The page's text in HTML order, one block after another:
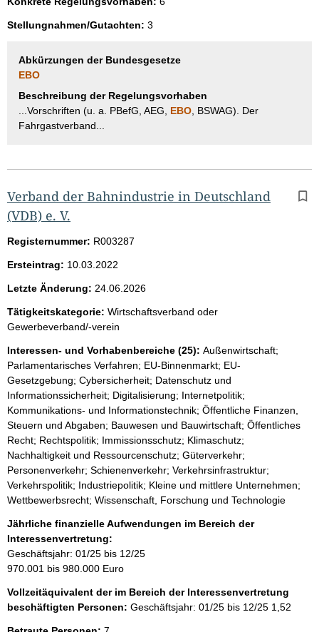
Stellungnahmen/Gutachten: 3
Abkürzungen der Bundesgesetze
EBO
Beschreibung der Regelungsvorhaben
...Vorschriften (u. a. PBefG, AEG, EBO , BSWAG). Der
Fahrgastverband...
Verband der Bahnindustrie in Deutschland
(VDB) e. V.
Registernummer: R003287
Ersteintrag: 10.03.2022
Letzte Änderung: 24.06.2026
Tätigkeitskategorie: Wirtschaftsverband oder
Gewerbeverband/-verein
Interessen- und Vorhabenbereiche (25): Außenwirtschaft;
Parlamentarisches Verfahren; EU-Binnenmarkt; EU-
Gesetzgebung; Cybersicherheit; Datenschutz und
Informationssicherheit; Digitalisierung; Internetpolitik;
Kommunikations- und Informationstechnik; Öffentliche Finanzen,
Steuern und Abgaben; Bauwesen und Bauwirtschaft; Öffentliches
Recht; Rechtspolitik; Immissionsschutz; Klimaschutz;
Nachhaltigkeit und Ressourcenschutz; Güterverkehr;
Personenverkehr; Schienenverkehr; Verkehrsinfrastruktur;
Verkehrspolitik; Industriepolitik; Kleine und mittlere Unternehmen;
Wettbewerbsrecht; Wissenschaft, Forschung und Technologie
Jährliche finanzielle Aufwendungen im Bereich der
Interessenvertretung:
Geschäftsjahr: 01/25 bis 12/25
970.001 bis 980.000 Euro
Vollzeitäquivalent der im Bereich der Interessenvertretung
beschäftigten Personen: Geschäftsjahr: 01/25 bis 12/25 1,52